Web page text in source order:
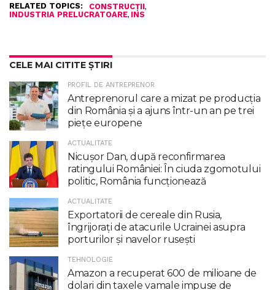
RELATED TOPICS: CONSTRUCȚII,
INDUSTRIA PRELUCRATOARE, INS
CELE MAI CITITE ȘTIRI
PROFIL DE ANTREPRENOR
Antreprenorul care a mizat pe producția
din România și a ajuns într-un an pe trei
piețe europene
ACTUALITATE
Nicuşor Dan, după reconfirmarea
ratingului României: În ciuda zgomotului
politic, România funcţionează
ACTUALITATE
Exportatorii de cereale din Rusia,
îngrijorați de atacurile Ucrainei asupra
porturilor și navelor rusești
TEHNOLOGIE
Amazon a recuperat 600 de milioane de
dolari din taxele vamale impuse de